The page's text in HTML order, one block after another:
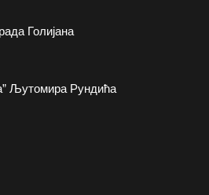
Голијана
Љутомира Рундића